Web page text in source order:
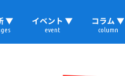
▼ イベント ▼
event
コラム ▼
column